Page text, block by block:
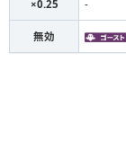
×0.25 -
無効